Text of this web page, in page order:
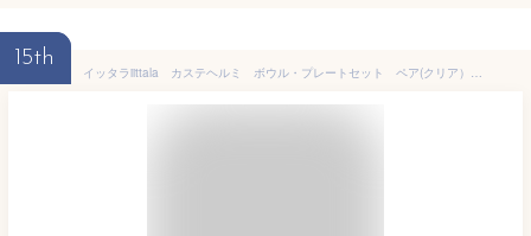
15th
イッタラiittala カステヘルミ ボウル・プレートセット ペア(クリア）【御結婚御祝・内祝・新築御祝・還暦御祝・御礼・寿・ギフト包装可能】